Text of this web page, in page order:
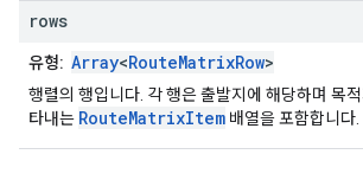
rows
유형: Array<RouteMatrixRow>
행렬의 행입니다. 각 행은 출발지에 해당하며 목
타내는 RouteMatrixItem 배열을 포함합니다.